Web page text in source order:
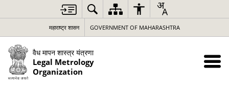
महाराष्ट्र शासन GOVERNMENT OF MAHARASHTRA
वैध मापन शास्त्र यंत्रणा
Legal Metrology
Organization